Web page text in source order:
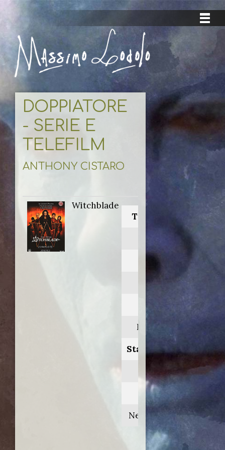
DOPPIATORE
- SERIE E
TELEFILM
ANTHONY CISTARO
Witchblade
Titolo originale:
Witchblade
Anno:
2001>2002
Personaggio:
Kenneth Irons
Stagione.Episodio:
Regia di:
Neil Fearnley/vari